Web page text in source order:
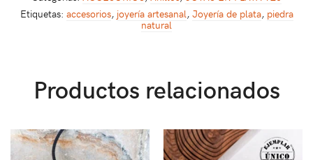
Etiquetas: accesorios, joyería artesanal, Joyería de plata, piedra
natural
Productos relacionados